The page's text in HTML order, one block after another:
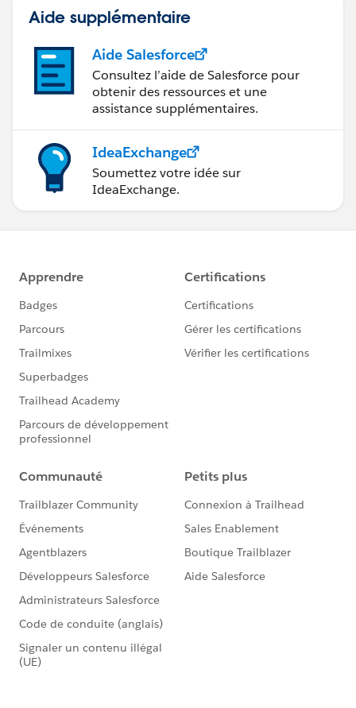
Aide supplémentaire
Aide Salesforce
Consultez l’aide de Salesforce pour
obtenir des ressources et une
assistance supplémentaires.
IdeaExchange
Soumettez votre idée sur
IdeaExchange.